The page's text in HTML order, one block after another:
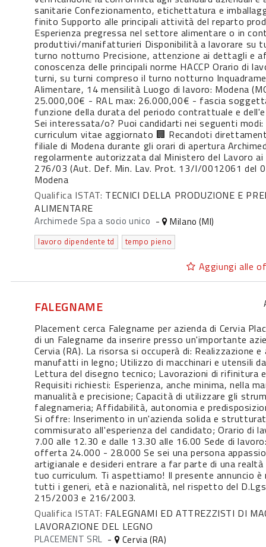
sanitarie Confezionamento, etichettatura e
finito Supporto alle principali attività del reparto
Esperienza pregressa nel settore alimentare o in
produttivi/manifatturieri Disponibilità a lavorare su
turno notturno Precisione, attenzione ai dettagli e
conoscenza delle principali norme HACCP Orario di
turni, su turni compreso il turno notturno
Alimentare, 14 mensilità Luogo di lavoro: Modena
25.000,00€ - RAL max: 26.000,00€ - fascia
funzione della durata del periodo contrattuale e
Sei interessata/o? Puoi candidarti nei seguenti
curriculum vitae aggiornato 🏢 Recandoti
filiale di Modena durante gli orari di apertura
regolarmente autorizzata dal Ministero del Lavoro ai
276/03 (Aut. Def. Min. Lav. Prot. 13/I/0012061 del
Modena
Qualifica ISTAT: TECNICI DELLA PRODUZIONE E
ALIMENTARE
Archimede Spa a socio unico - Milano (MI)
lavoro dipendente td tempo pieno
Aggiungi alle
FALEGNAME
Placement cerca Falegname per azienda di Cervia
di un Falegname da inserire presso un'importante
Cervia (RA). La risorsa si occuperà di: Realizzazione
manufatti in legno; Utilizzo di macchinari e utensili
Lettura del disegno tecnico; Lavorazioni di rifinitura
Requisiti richiesti: Esperienza, anche minima, nella
manualità e precisione; Capacità di utilizzare gli
falegnameria; Affidabilità, autonomia e
Si offre: Inserimento in un'azienda solida e
commisurato all'esperienza del candidato; Orario di
7.00 alle 12.30 e dalle 13.30 alle 16.00 Sede di
offerta 24.000 - 28.000 Se sei una persona
artigianale e desideri entrare a far parte di una realtà
tuo curriculum. Ti aspettiamo! Il presente annuncio
tutti i generi, età e nazionalità, nel rispetto del
215/2003 e 216/2003.
Qualifica ISTAT: FALEGNAMI ED ATTREZZISTI DI
LAVORAZIONE DEL LEGNO
PLACEMENT SRL - Cervia (RA)